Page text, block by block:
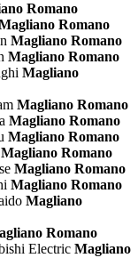
Romano
Romano
Magliano Romano
Magliano Romano
Magliano
Magliano Romano
Magliano Romano
Magliano Romano
Magliano Romano
Magliano Romano
Magliano Romano
Magliano
Romano
Electric Magliano